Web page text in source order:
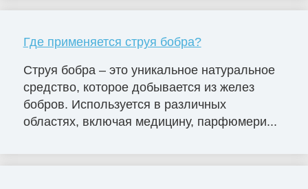
Где применяется струя бобра?
Струя бобра – это уникальное натуральное
средство, которое добывается из желез
бобров. Используется в различных
областях, включая медицину, парфюмери...